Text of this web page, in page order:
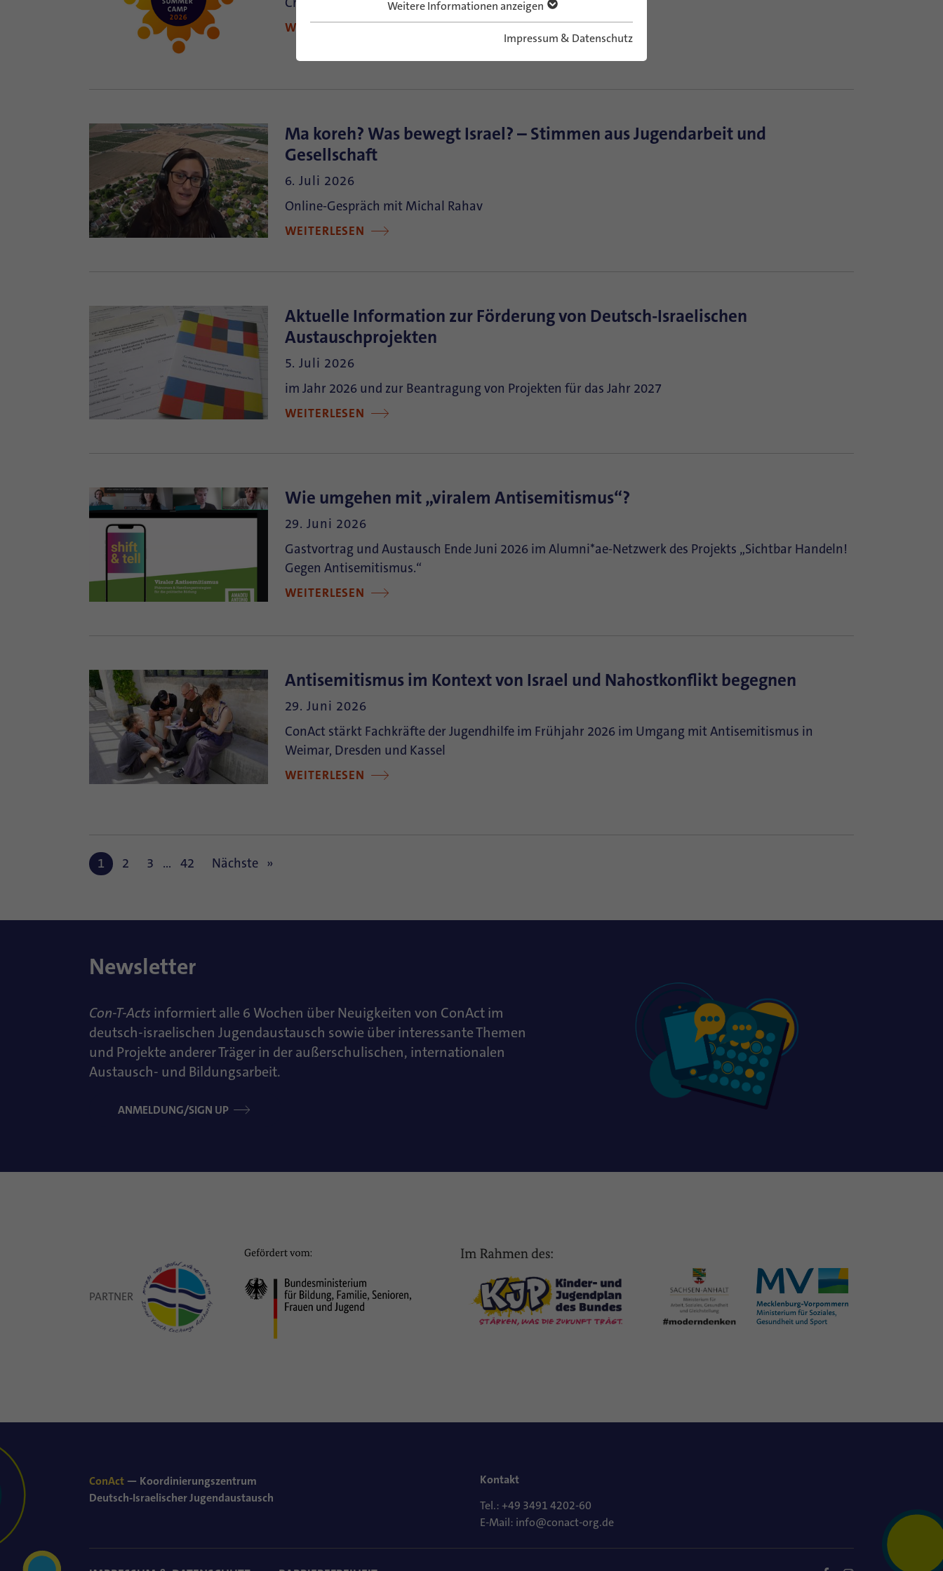
Weitere Informationen anzeigen
Impressum & Datenschutz
WEITERLESEN
Ma koreh? Was bewegt Israel? – Stimmen aus Jugendarbeit und
Gesellschaft
6. Juli 2026
Online-Gespräch mit Michal Rahav
WEITERLESEN
Aktuelle Information zur Förderung von Deutsch-Israelischen
Austauschprojekten
5. Juli 2026
im Jahr 2026 und zur Beantragung von Projekten für das Jahr 2027
WEITERLESEN
Wie umgehen mit „viralem Antisemitismus“?
29. Juni 2026
Gastvortrag und Austausch Ende Juni 2026 im Alumni*ae-Netzwerk des Projekts „Sichtbar Handeln!
Gegen Antisemitismus.“
WEITERLESEN
Antisemitismus im Kontext von Israel und Nahostkonflikt begegnen
29. Juni 2026
ConAct stärkt Fachkräfte der Jugendhilfe im Frühjahr 2026 im Umgang mit Antisemitismus in
Weimar, Dresden und Kassel
WEITERLESEN
1 2 3 … 42 Nächste
Newsletter
Con-T-Acts informiert alle 6 Wochen über Neuigkeiten von ConAct im
deutsch-israelischen Jugendaustausch sowie über interessante Themen
und Projekte anderer Träger in der außerschulischen, internationalen
Austausch- und Bildungsarbeit.
ANMELDUNG/SIGN UP
PARTNER
ConAct — Koordinierungszentrum
Deutsch-Israelischer Jugendaustausch
Kontakt
Tel.: +49 3491 4202-60
E-Mail: info@conact-org.de